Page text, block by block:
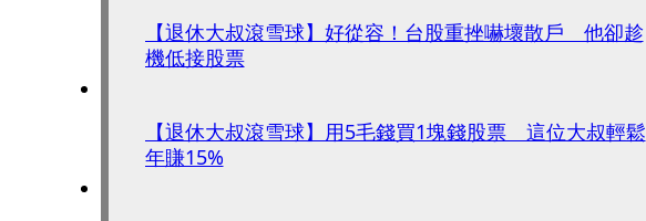
【退休大叔滾雪球】好從容！台股重挫嚇壞散戶 他卻趁
機低接股票
【退休大叔滾雪球】用5毛錢買1塊錢股票 這位大叔輕鬆
年賺15%